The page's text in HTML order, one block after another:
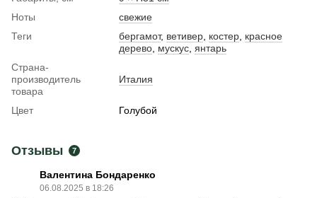
Ноты
свежие
Теги
бергамот, ветивер костер красное
дерево мускус янтарь
Страна-
производитель
товара
Италия
Цвет Голубой
Отзывы 7
Валентина Бондаренко
06.08.2025 в 18:26